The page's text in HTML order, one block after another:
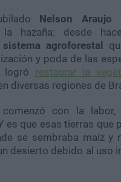
Nelson Araujo
la hazaña: desde
sistema agroforestal
y poda de las
logró restaurar la
diversas regiones de
comenzó con la
es que esas tierras que
se sembraba maíz y
desierto debido al uso